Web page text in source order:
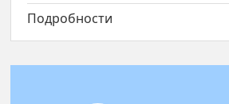
Подробности